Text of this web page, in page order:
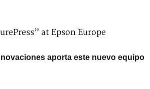
aporta este nuevo equipo